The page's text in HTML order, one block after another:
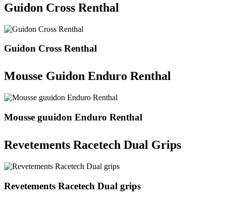
Guidon Cross Renthal
Guidon Cross Renthal
Mousse Guidon Enduro Renthal
Mousse guuidon Enduro Renthal
Revetements Racetech Dual Grips
Revetements Racetech Dual grips